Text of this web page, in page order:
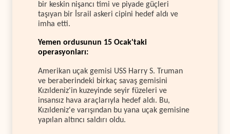
bir keskin nişancı timi ve piyade güçleri
taşıyan bir İsrail askeri cipini hedef aldı ve
imha etti.
Yemen ordusunun 15 Ocak'taki
operasyonları:
Amerikan uçak gemisi USS Harry S. Truman
ve beraberindeki birkaç savaş gemisini
Kızıldeniz'in kuzeyinde seyir füzeleri ve
insansız hava araçlarıyla hedef aldı. Bu,
Kızıldeniz'e varışından bu yana uçak gemisine
yapılan altıncı saldırı oldu.